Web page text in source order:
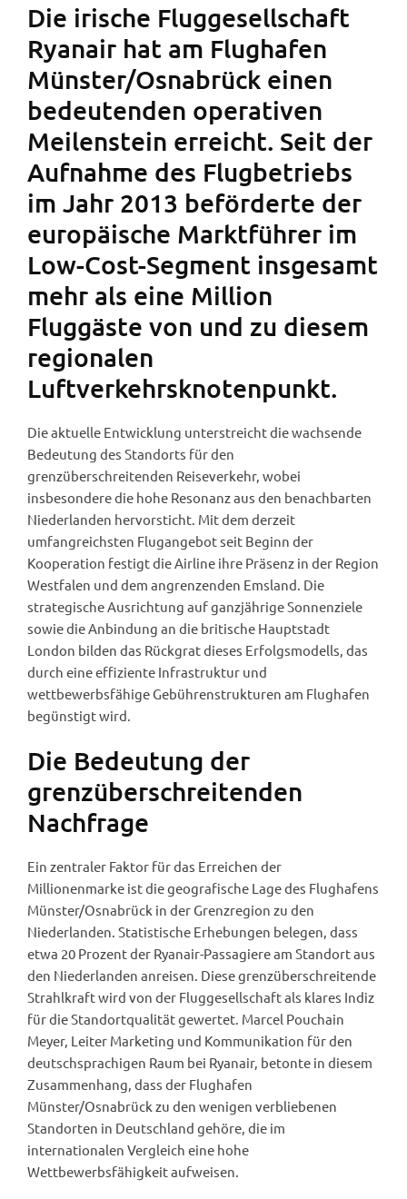
Die irische Fluggesellschaft
Ryanair hat am Flughafen
Münster/Osnabrück einen
bedeutenden operativen
Meilenstein erreicht. Seit der
Aufnahme des Flugbetriebs
im Jahr 2013 beförderte der
europäische Marktführer im
Low-Cost-Segment insgesamt
mehr als eine Million
Fluggäste von und zu diesem
regionalen
Luftverkehrsknotenpunkt.
Die aktuelle Entwicklung unterstreicht die wachsende
Bedeutung des Standorts für den
grenzüberschreitenden Reiseverkehr, wobei
insbesondere die hohe Resonanz aus den benachbarten
Niederlanden hervorsticht. Mit dem derzeit
umfangreichsten Flugangebot seit Beginn der
Kooperation festigt die Airline ihre Präsenz in der Region
Westfalen und dem angrenzenden Emsland. Die
strategische Ausrichtung auf ganzjährige Sonnenziele
sowie die Anbindung an die britische Hauptstadt
London bilden das Rückgrat dieses Erfolgsmodells, das
durch eine effiziente Infrastruktur und
wettbewerbsfähige Gebührenstrukturen am Flughafen
begünstigt wird.
Die Bedeutung der
grenzüberschreitenden
Nachfrage
Ein zentraler Faktor für das Erreichen der
Millionenmarke ist die geografische Lage des Flughafens
Münster/Osnabrück in der Grenzregion zu den
Niederlanden. Statistische Erhebungen belegen, dass
etwa 20 Prozent der Ryanair-Passagiere am Standort aus
den Niederlanden anreisen. Diese grenzüberschreitende
Strahlkraft wird von der Fluggesellschaft als klares Indiz
für die Standortqualität gewertet. Marcel Pouchain
Meyer, Leiter Marketing und Kommunikation für den
deutschsprachigen Raum bei Ryanair, betonte in diesem
Zusammenhang, dass der Flughafen
Münster/Osnabrück zu den wenigen verbliebenen
Standorten in Deutschland gehöre, die im
internationalen Vergleich eine hohe
Wettbewerbsfähigkeit aufweisen.